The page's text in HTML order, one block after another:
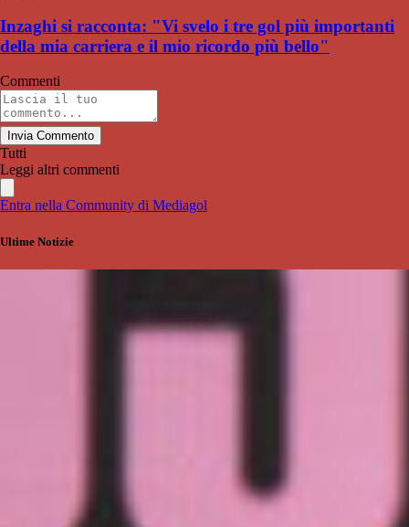
Inzaghi si racconta: "Vi svelo i tre gol più importanti
della mia carriera e il mio ricordo più bello"
Commenti
Invia Commento
Tutti
Leggi altri commenti
Entra nella Community di Mediagol
Ultime Notizie